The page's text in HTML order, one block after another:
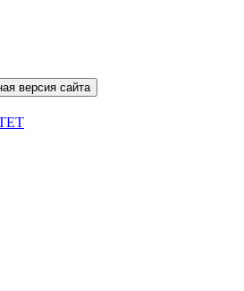
версия сайта